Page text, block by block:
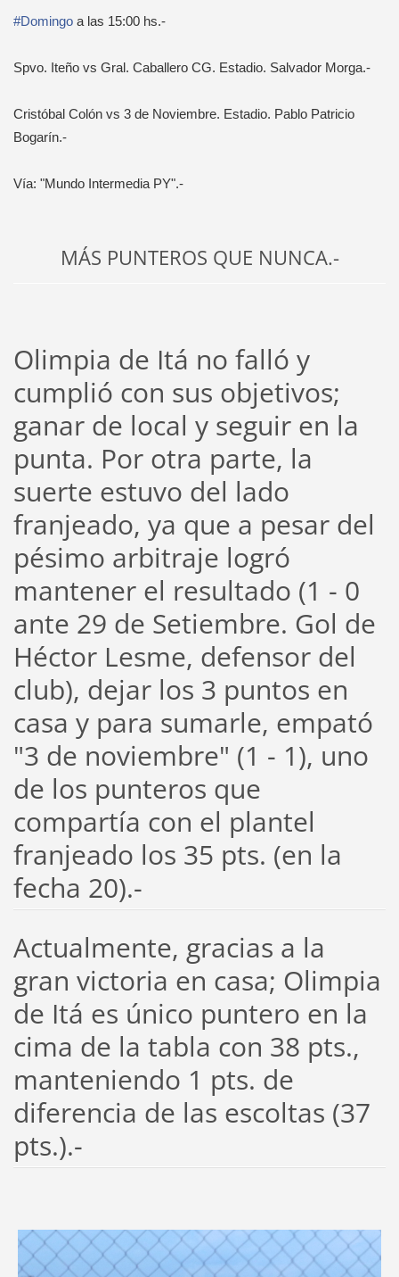
#Domingoa las 15:00 hs.-
Spvo. Iteño vs Gral. Caballero CG. Estadio. Salvador Morga.-
Cristóbal Colón vs 3 de Noviembre. Estadio. Pablo Patricio
Bogarín.-
Vía: "Mundo Intermedia PY".-
MÁS PUNTEROS QUE NUNCA.-
Olimpia de Itá no falló y
cumplió con sus objetivos;
ganar de local y seguir en la
punta. Por otra parte, la
suerte estuvo del lado
franjeado, ya que a pesar del
pésimo arbitraje logró
mantener el resultado (1 - 0
ante 29 de Setiembre. Gol de
Héctor Lesme, defensor del
club), dejar los 3 puntos en
casa y para sumarle, empató
"3 de noviembre" (1 - 1), uno
de los punteros que
compartía con el plantel
franjeado los 35 pts. (en la
fecha 20).-
Actualmente, gracias a la
gran victoria en casa; Olimpia
de Itá es único puntero en la
cima de la tabla con 38 pts.,
manteniendo 1 pts. de
diferencia de las escoltas (37
pts.).-